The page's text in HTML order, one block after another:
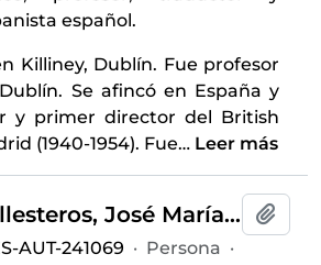
español.
Killiney, Dublín. Fue profesor
Se afincó en España y
y primer director del British
(1940-1954). Fue… Leer más
Gutiérrez Ballesteros, José María (1893-1989)
AUT-241069 · Persona ·